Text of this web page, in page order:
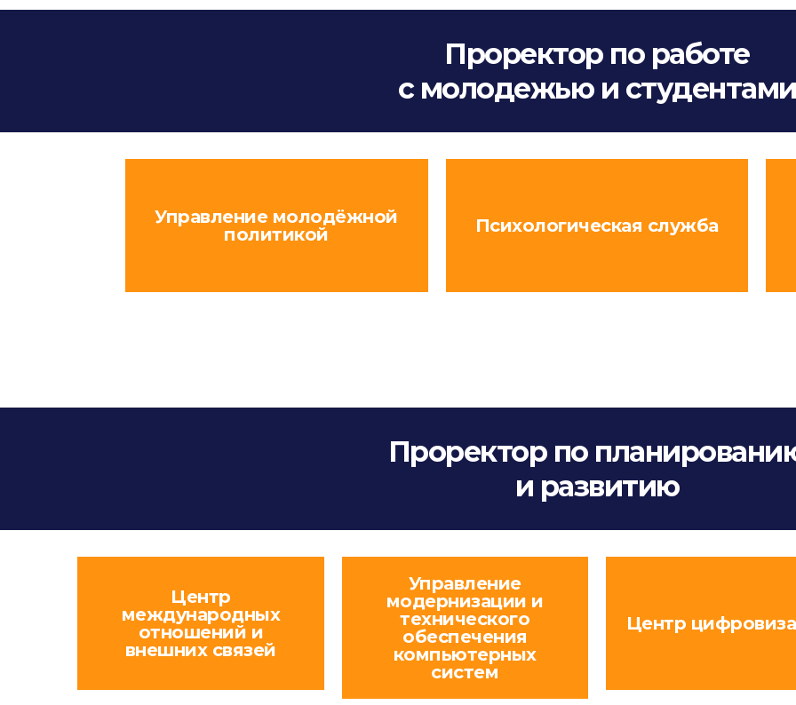
Проректор по работе
с молодежью и студентами
Управление молодёжной
политикой
Психологическая служба
Проректор по
и развитию
Центр
международных
отношений и
внешних связей
Управление
модернизации и
технического
обеспечения
компьютерных
систем
Центр